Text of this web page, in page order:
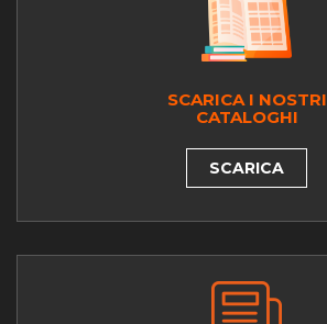
SCARICA I NOSTRI
CATALOGHI
SCARICA